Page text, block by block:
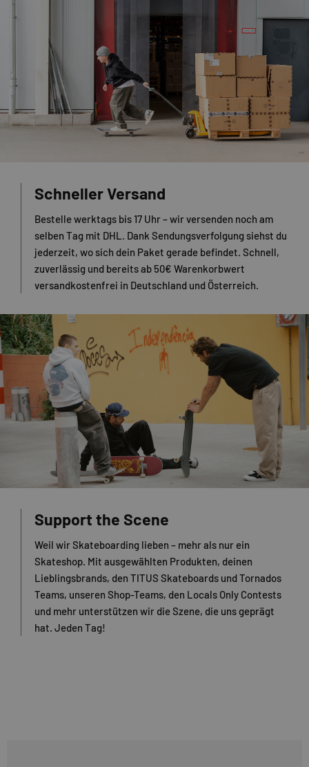
Schneller Versand
Bestelle werktags bis 17 Uhr – wir versenden noch am
selben Tag mit DHL. Dank Sendungsverfolgung siehst du
jederzeit, wo sich dein Paket gerade befindet. Schnell,
zuverlässig und bereits ab 50€ Warenkorbwert
versandkostenfrei in Deutschland und Österreich.
Support the Scene
Weil wir Skateboarding lieben – mehr als nur ein
Skateshop. Mit ausgewählten Produkten, deinen
Lieblingsbrands, den TITUS Skateboards und Tornados
Teams, unseren Shop-Teams, den Locals Only Contests
und mehr unterstützen wir die Szene, die uns geprägt
hat. Jeden Tag!